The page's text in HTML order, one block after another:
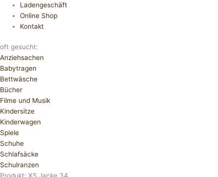
Ladengeschäft
Online Shop
Kontakt
oft gesucht:
Anziehsachen
Babytragen
Bettwäsche
Bücher
Filme und Musik
Kindersitze
Kinderwagen
Spiele
Schuhe
Schlafsäcke
Schulranzen